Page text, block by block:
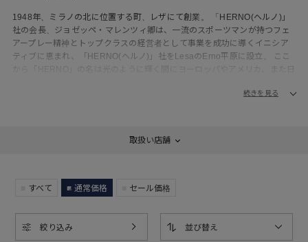
1948年、ミラノの北に位置する町、レザにて創業。 「HERNO(ヘルノ)」
社の会長、ジョゼッペ・マレンツィ卿は、一流のスポーツマンが持つフェ
アープレー精神とトップクラスの経営者として事業を成功に導くイニシア
ティブに恵まれ、「HERNO(ヘルノ)」社をLesaのErno平原に設立。 ここ
続きを見る
取扱い店舗
すべて 通常価格 セール価格
絞り込み 並び替え